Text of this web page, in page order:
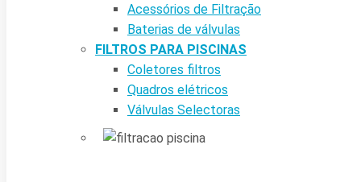
Acessórios de Filtração
Baterias de válvulas
FILTROS PARA PISCINAS
Coletores filtros
Quadros elétricos
Válvulas Selectoras